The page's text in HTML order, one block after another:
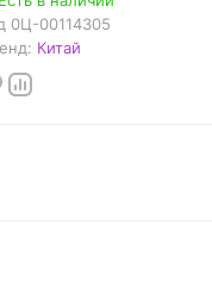
0Ц-00114305
Китай